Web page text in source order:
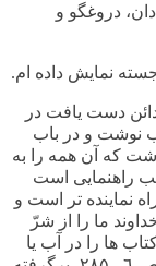
دروغگو و
نمایش داده ام.
دست یافت در
نوشت و در باب
که آن همه را به
راهنمایی است
نماینده تر است و
ما را از شرّ
ها را در آب یا